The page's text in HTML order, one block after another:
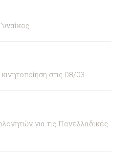
στις 08/03
για τις Πανελλαδικές